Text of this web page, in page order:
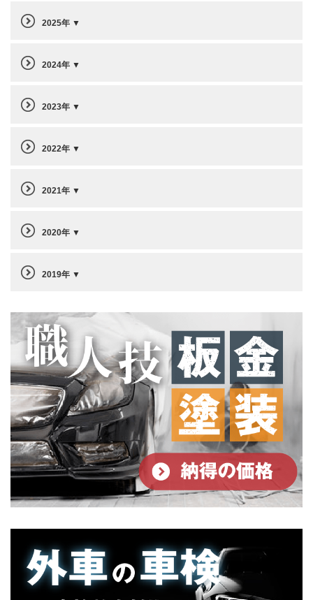
2025年
2024年
2023年
2022年
2021年
2020年
2019年